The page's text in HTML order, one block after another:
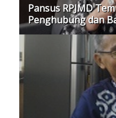
Pansus RPJMD
Penghubung dan